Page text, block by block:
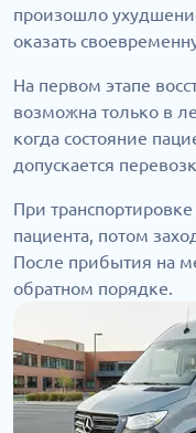
произошло
оказать
На первом этапе
возможна только в
когда состояние
допускается
При
пациента, потом
После прибытия на
обратном порядке.